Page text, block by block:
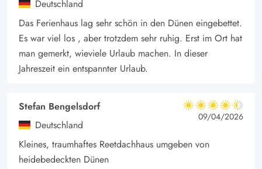
Entdeckt die Schönheit der Natur und Kultur rund um Henne
Henne Strand ist ein überaus beliebtes Urlaubsgebiet und
beeindruckende Dünenlandschaft. Es bietet euch zahlreiche
Freizeitaktivitäten, egal ob ihr Bernstein sucht, durch
die Blåbjergplantage spaziert und die gut ausgebauten
Fahrrad- und Wanderwege erkundet.
Darüber hinaus erwarten euch weitere Ausflugsmöglichkeiten
Deutschland
Das Ferienhaus lag sehr schön in den Dünen eingebettet.
Es war viel los , aber trotzdem sehr ruhig. Erst im Ort hat
man gemerkt, wieviele Urlaub machen. In dieser
Jahreszeit ein entspannter Urlaub.
Stefan Bengelsdorf
Deutschland
4.5 von 5
4.5 von 5
4.5 out of 5
09/04/2026
Kleines, traumhaftes Reetdachhaus umgeben von
heidebedeckten Dünen